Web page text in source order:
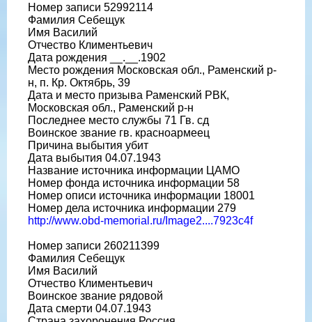
Номер записи 52992114
Фамилия Себещук
Имя Василий
Отчество Климентьевич
Дата рождения __.__.1902
Место рождения Московская обл., Раменский р-
н, п. Кр. Октябрь, 39
Дата и место призыва Раменский РВК,
Московская обл., Раменский р-н
Последнее место службы 71 Гв. сд
Воинское звание гв. красноармеец
Причина выбытия убит
Дата выбытия 04.07.1943
Название источника информации ЦАМО
Номер фонда источника информации 58
Номер описи источника информации 18001
Номер дела источника информации 279
http://www.obd-memorial.ru/Image2....7923c4f
Номер записи 260211399
Фамилия Себещук
Имя Василий
Отчество Климентьевич
Воинское звание рядовой
Дата смерти 04.07.1943